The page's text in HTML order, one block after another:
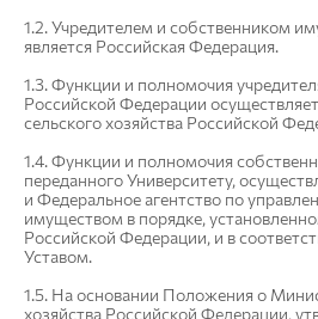
1.2. Учредителем и собственником
является Российская Федерация.
1.3. Функции и полномочия
Российской Федерации
сельского хозяйства Российской
1.4. Функции и полномочия
переданного Университету,
и Федеральное агентство по
имуществом в порядке,
Российской Федерации, и в
Уставом.
1.5. На основании Положения о
хозяйства Российской Федерации,